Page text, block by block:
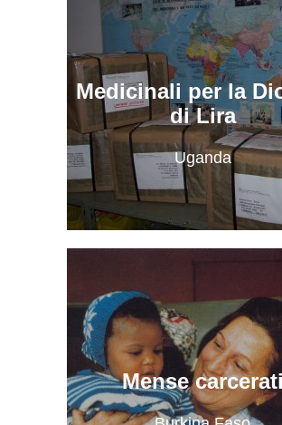
Medicinali per la
di Lira
Uganda
Mense carcerati